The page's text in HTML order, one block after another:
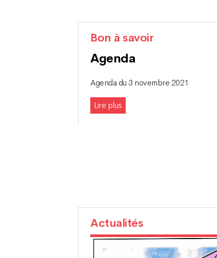
Bon à savoir
Agenda
Agenda du 3 novembre 2021
Lire plus
Actualités